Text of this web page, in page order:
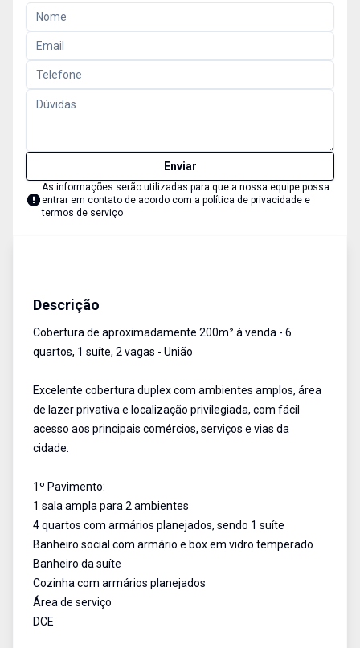
Enviar
As informações serão utilizadas para que a nossa equipe possa
entrar em contato de acordo com a política de privacidade e
termos de serviço
Descrição
Cobertura de aproximadamente 200m² à venda - 6
quartos, 1 suíte, 2 vagas - União
Excelente cobertura duplex com ambientes amplos, área
de lazer privativa e localização privilegiada, com fácil
acesso aos principais comércios, serviços e vias da
cidade.
1º Pavimento:
1 sala ampla para 2 ambientes
4 quartos com armários planejados, sendo 1 suíte
Banheiro social com armário e box em vidro temperado
Banheiro da suíte
Cozinha com armários planejados
Área de serviço
DCE